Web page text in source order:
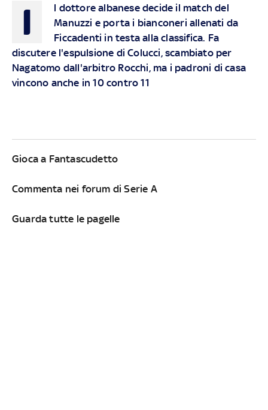
I
l dottore albanese decide il match del
Manuzzi e porta i bianconeri allenati da
Ficcadenti in testa alla classifica. Fa
discutere l'espulsione di Colucci, scambiato per
Nagatomo dall'arbitro Rocchi, ma i padroni di casa
vincono anche in 10 contro 11
Gioca a Fantascudetto
Commenta nei forum di Serie A
Guarda tutte le pagelle